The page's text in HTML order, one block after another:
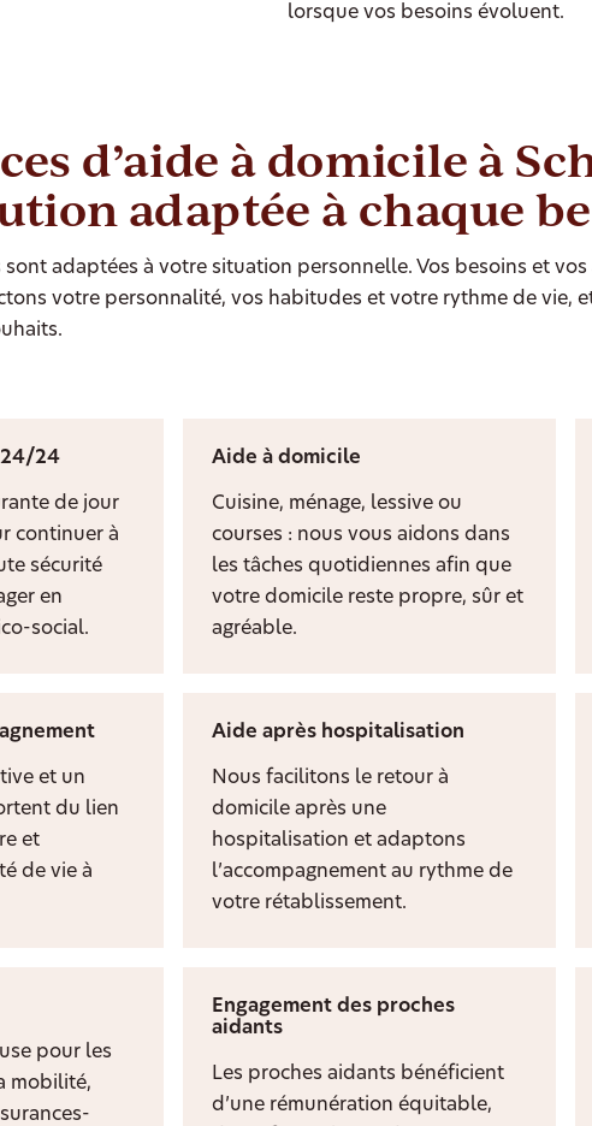
lorsque vos besoins évoluent.
d’aide à domicile à
adaptée à chaque
sont adaptées à votre situation personnelle. Vos besoins et
votre personnalité, vos habitudes et votre rythme de vie,
24/24
de jour
continuer à
sécurité
en
social.
Aide à domicile
Cuisine, ménage, lessive ou
courses : nous vous aidons dans
les tâches quotidiennes afin que
votre domicile reste propre, sûr et
agréable.
et un
du lien
et
de vie à
Aide après hospitalisation
Nous facilitons le retour à
domicile après une
hospitalisation et adaptons
l’accompagnement au rythme de
votre rétablissement.
pour les
mobilité,
Engagement des proches
aidants
Les proches aidants bénéficient
d’une rémunération équitable,